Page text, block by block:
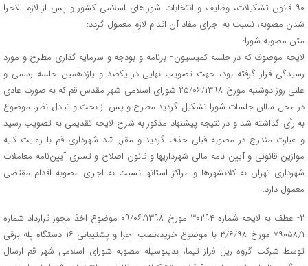
۹۰ قانون تشکیلات، وظایف و انتخابات شوراهای اسلامی کشور و پس از لازم الاجرا
شدن مصوبه، نسبت به اجرای مفاد آن اقدام لازم معمول گردد:
متن مصوبه شورا:
لایحه موصوف که در جلسه کمیسیون¬ برنامه و بودجه و سرمایه گذاری مطرح و مورد
رسیدگی قرار گرفته بود، جهت تصویب نهایی در یکصد و یازدهمین جلسه رسمی و
علنی روز دوشنبه مورخ ۲۵/۰۶/۱۳۹۸ شورای اسلامی شهر مقدس قم که به صورت عادی
در محل سالن جلسات شورا تشکیل گردید مطرح و پس از بحث و تبادل نظر، موضوع
به رأی گذاشته شد و در نتیجه پیشنهاد مذکور به شرح لایحه تقدیمی به تصویب رسید
و عبارت مندرج در مصوبه قبلی حذف گردید و مقرر شد شهرداری قم با رعایت کلیه
موازین قانونی و آیین نامه‌ مالی شهرداریها و قانون اصلاح و تسری آیین‌نامه معاملات
شهرداری تهران به کلانشهرها و مراکز استانها نسبت به اجرای مصوبه اقدام مقتضی
معمول دارد.
۲- عطف به لایحه شماره ۳۰۲۹۴ مورخ ۰۹/۰۶/۱۳۹۸ موضوع اخذ مجوز قرارداد شماره
۷۹۰۵۸/۱ مورخ ۳/۶/۹۸ با موضوع خرید،نصب اجرا و پشتیبانی ۱۶ دستگاه پله برقی
توسط شرکت گروه ریل فراز تیما، بدینوسیله مصوبه شورای اسلامی شهر قم ارسال